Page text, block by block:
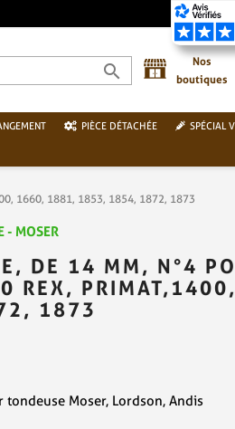
search
Nos
boutiques
PIÈCE DÉTACHÉE SPÉCIAL
1660, 1881, 1853, 1854, 1872, 1873
- MOSER
DE 14 MM, N°4
REX,
1873
Moser, Lordson, Andis